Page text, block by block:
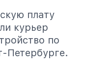
плату
курьер
по
Петербурге.